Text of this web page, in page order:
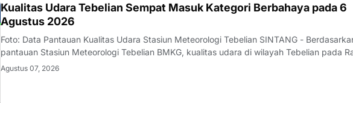
Kualitas Udara Tebelian Sempat Masuk Kategori Berbahaya pada 6
Agustus 2026
Foto: Data Pantauan Kualitas Udara Stasiun Meteorologi Tebelian SINTANG -
pantauan Stasiun Meteorologi Tebelian BMKG, kualitas udara di wilayah Tebelian pada
Agustus 2026 terpantau berada pada kategori BAIK hingga BERBAHAYA.Data pantauan
Agustus 07, 2026